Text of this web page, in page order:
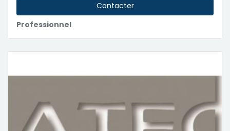
Professionnel
Contacter